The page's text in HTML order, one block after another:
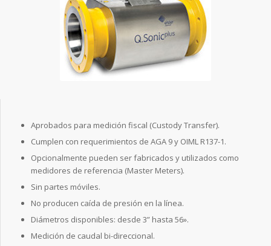
Aprobados para medición fiscal (Custody Transfer).
Cumplen con requerimientos de AGA 9 y OIML R137-1.
Opcionalmente pueden ser fabricados y utilizados como
medidores de referencia (Master Meters).
Sin partes móviles.
No producen caída de presión en la línea.
Diámetros disponibles: desde 3” hasta 56».
Medición de caudal bi-direccional.